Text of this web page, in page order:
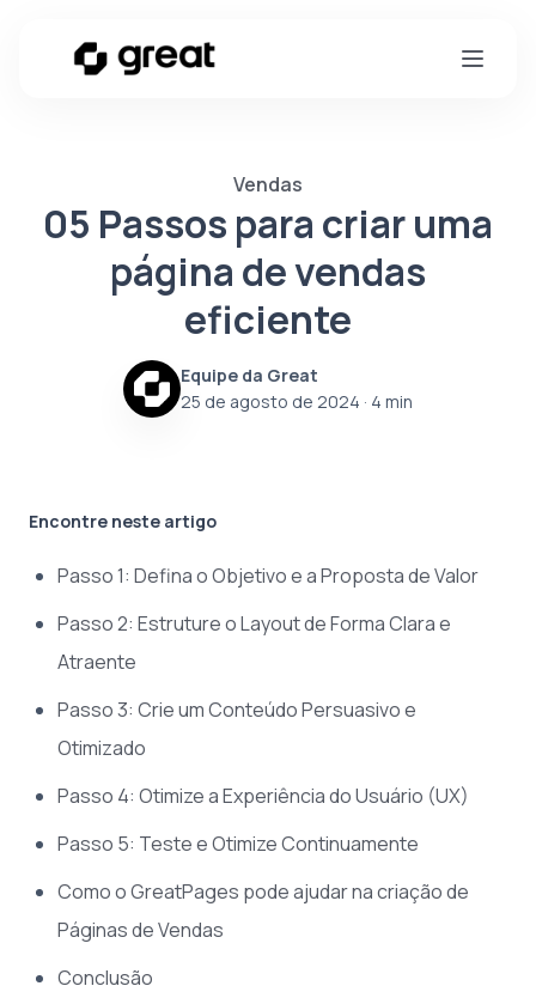
Vendas
05 Passos para criar uma
página de vendas
eficiente
Equipe da Great
25 de agosto de 2024 · 4 min
Encontre neste artigo
Passo 1: Defina o Objetivo e a Proposta de Valor
Passo 2: Estruture o Layout de Forma Clara e
Atraente
Passo 3: Crie um Conteúdo Persuasivo e
Otimizado
Passo 4: Otimize a Experiência do Usuário (UX)
Passo 5: Teste e Otimize Continuamente
Como o GreatPages pode ajudar na criação de
Páginas de Vendas
Conclusão